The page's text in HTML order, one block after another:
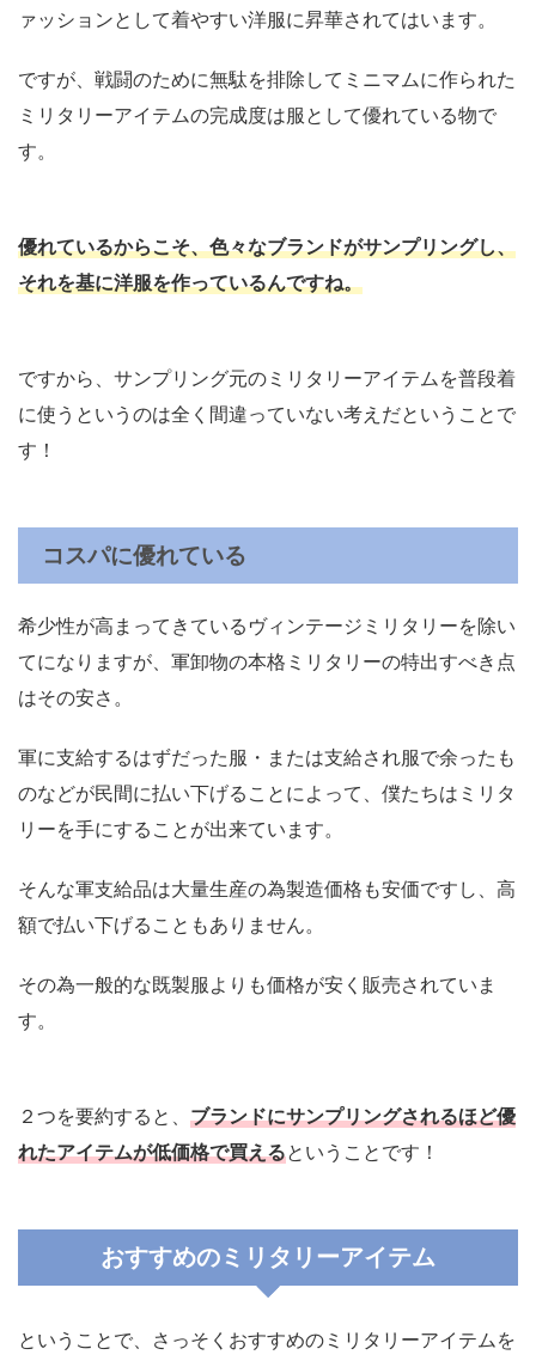
ァッションとして着やすい洋服に昇華されてはいます。
ですが、戦闘のために無駄を排除してミニマムに作られた
ミリタリーアイテムの完成度は服として優れている物で
す。
優れているからこそ、色々なブランドがサンプリングし、
それを基に洋服を作っているんですね。
ですから、サンプリング元のミリタリーアイテムを普段着
に使うというのは全く間違っていない考えだということで
す！
コスパに優れている
希少性が高まってきているヴィンテージミリタリーを除い
てになりますが、軍卸物の本格ミリタリーの特出すべき点
はその安さ。
軍に支給するはずだった服・または支給され服で余ったも
のなどが民間に払い下げることによって、僕たちはミリタ
リーを手にすることが出来ています。
そんな軍支給品は大量生産の為製造価格も安価ですし、高
額で払い下げることもありません。
その為一般的な既製服よりも価格が安く販売されていま
す。
２つを要約すると、 ブランドにサンプリングされるほど優
れたアイテムが低価格で買えるということです！
おすすめのミリタリーアイテム
ということで、さっそくおすすめのミリタリーアイテムを